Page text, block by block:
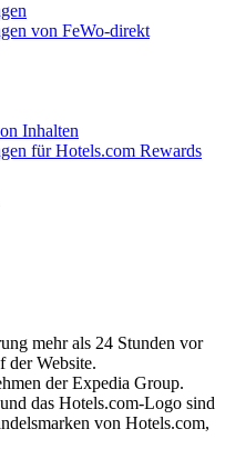
von FeWo-direkt
Inhalten
für Hotels.com Rewards
mehr als 24 Stunden vor
der Website.
der Expedia Group.
das Hotels.com-Logo sind
von Hotels.com,